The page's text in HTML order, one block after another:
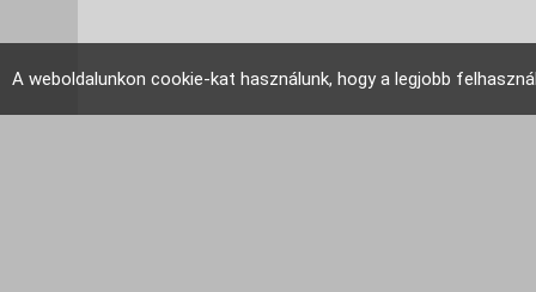
A weboldalunkon cookie-kat használunk, hogy a legjobb